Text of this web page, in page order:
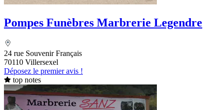
Pompes Funèbres Marbrerie Legendre
24 rue Souvenir Français
70110 Villersexel
Déposez le premier avis !
top notes